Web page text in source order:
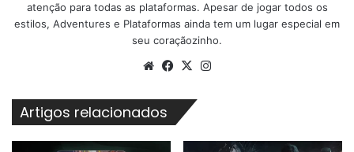
atenção para todas as plataformas. Apesar de jogar todos os
estilos, Adventures e Plataformas ainda tem um lugar especial em
seu coraçãozinho.
WebsiteFacebook
X
Artigos relacionados